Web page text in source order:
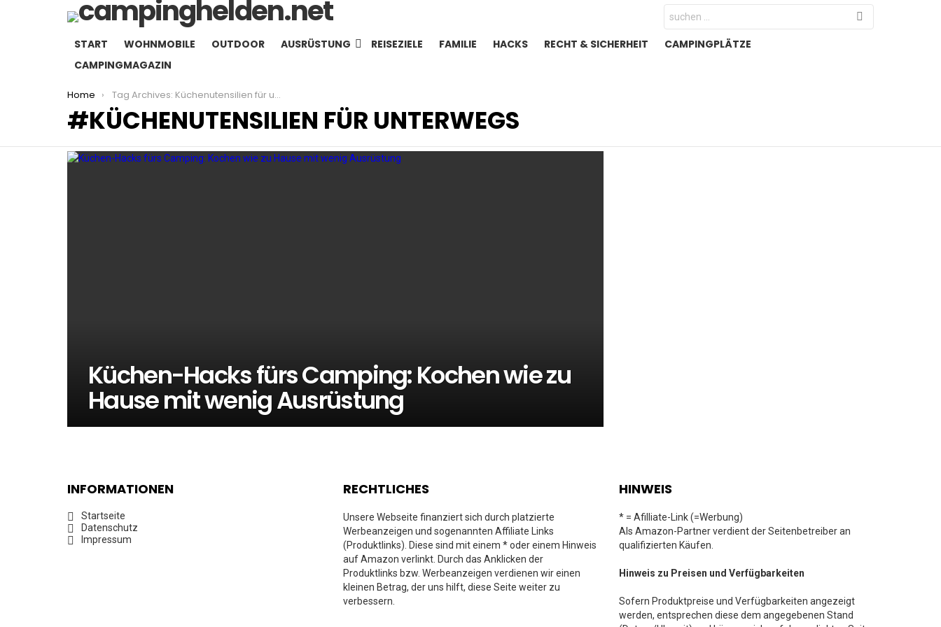
Search
for:
START WOHNMOBILE OUTDOOR AUSRÜSTUNG REISEZIELE FAMILIE HACKS RECHT & SICHERHEIT
CAMPINGPLÄTZE
CAMPINGMAGAZIN
You are here:
Home Tag Archives: Küchenutensilien für unterwegs
KÜCHENUTENSILIEN FÜR UNTERWEGS
LATEST
Küchen-Hacks fürs Camping: Kochen wie zu
Hause mit wenig Ausrüstung
INFORMATIONEN
Startseite
Datenschutz
Impressum
RECHTLICHES
Unsere Webseite finanziert sich durch platzierte
Werbeanzeigen und sogenannten Affiliate Links
(Produktlinks). Diese sind mit einem * oder einem Hinweis
auf Amazon verlinkt. Durch das Anklicken der
Produktlinks bzw. Werbeanzeigen verdienen wir einen
kleinen Betrag, der uns hilft, diese Seite weiter zu
verbessern.
HINWEIS
* = Afilliate-Link (=Werbung)
Als Amazon-Partner verdient der Seitenbetreiber an
qualifizierten Käufen.
Hinweis zu Preisen und Verfügbarkeiten
Sofern Produktpreise und Verfügbarkeiten angezeigt
werden, entsprechen diese dem angegebenen Stand